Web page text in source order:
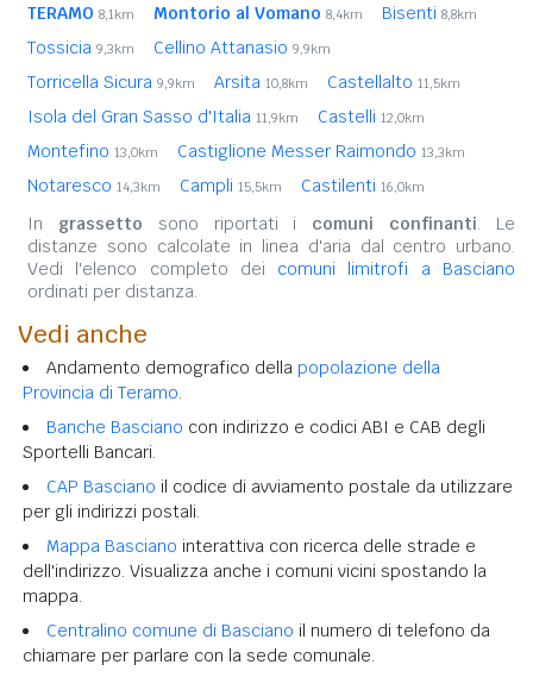
TERAMO 8,1km Montorio al Vomano 8,4km Bisenti 8,8km
Tossicia 9,3km Cellino Attanasio 9,9km
Torricella Sicura 9,9km Arsita 10,8km Castellalto 11,5km
Isola del Gran Sasso d'Italia 11,9km Castelli 12,0km
Montefino 13,0km Castiglione Messer Raimondo 13,3km
Notaresco 14,3km Campli 15,5km Castilenti 16,0km
In grassetto sono riportati i comuni confinanti. Le
distanze sono calcolate in linea d'aria dal centro urbano.
Vedi l'elenco completo dei comuni limitrofi a Basciano
ordinati per distanza.
Vedi anche
Andamento demografico della popolazione della
Provincia di Teramo.
Banche Basciano con indirizzo e codici ABI e CAB degli
Sportelli Bancari.
CAP Basciano il codice di avviamento postale da utilizzare
per gli indirizzi postali.
Mappa Basciano interattiva con ricerca delle strade e
dell'indirizzo. Visualizza anche i comuni vicini spostando la
mappa.
Centralino comune di Basciano il numero di telefono da
chiamare per parlare con la sede comunale.